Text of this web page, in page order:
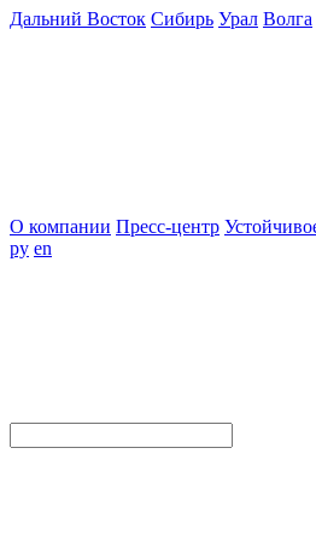
Дальний Восток Сибирь Урал Волга
О компании Пресс-центр
ру en